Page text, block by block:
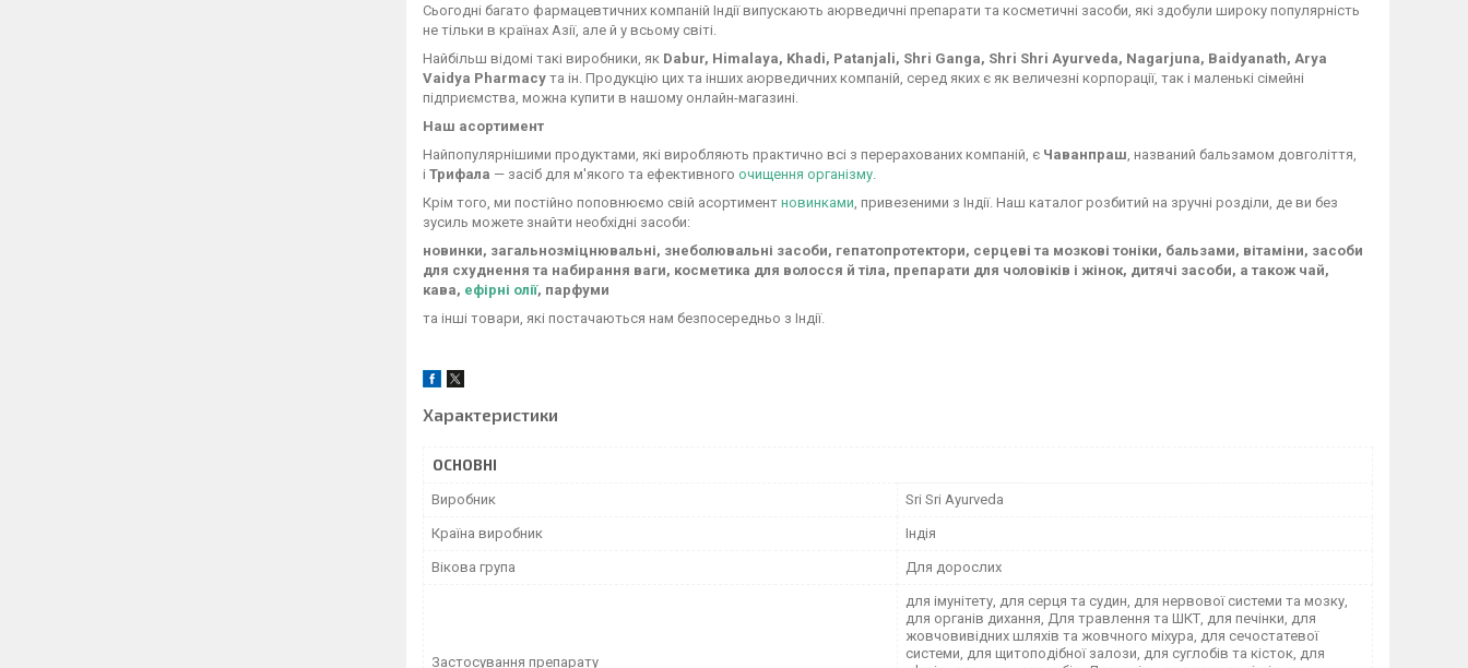
Сьогодні багато фармацевтичних компаній Індії випускають аюрведичні препарати та косметичні засоби, які здобули широку популярність
не тільки в країнах Азії, але й у всьому світі.
Найбільш відомі такі виробники, як Dabur, Himalaya, Khadi, Patanjali, Shri Ganga, Shri Shri Ayurveda, Nagarjuna, Baidyanath, Arya
Vaidya Pharmacy та ін. Продукцію цих та інших аюрведичних компаній, серед яких є як величезні корпорації, так і маленькі сімейні
підприємства, можна купити в нашому онлайн-магазині.
Наш асортимент
Найпопулярнішими продуктами, які виробляють практично всі з перерахованих компаній, є Чаванпраш , названий бальзамом довголіття,
і Трифала — засіб для м'якого та ефективного очищення організму
Крім того, ми постійно поповнюємо свій асортимент новинками , привезеними з Індії. Наш каталог розбитий на зручні розділи, де ви без
зусиль можете знайти необхідні засоби:
новинки, загальнозміцнювальні, знеболювальні засоби, гепатопротектори, серцеві та мозкові тоніки, бальзами, вітаміни, засоби
для схуднення та набирання ваги, косметика для волосся й тіла, препарати для чоловіків і жінок, дитячі засоби, а також чай,
кава, ефірні олії, парфуми
та інші товари, які постачаються нам безпосередньо з Індії.
Характеристики
ОСНОВНІ
Виробник Sri Sri Ayurveda
Країна виробник Індія
Вікова група Для дорослих
Застосування препарату
для імунітету, для серця та судин, для нервової системи та мозку,
для органів дихання, Для травлення та ШКТ, для печінки, для
жовчовивідних шляхів та жовчного міхура, для сечостатевої
системи, для щитоподібної залози, для суглобів та кісток, для